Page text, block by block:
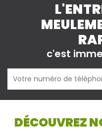
c'est
DÉCOUVREZ